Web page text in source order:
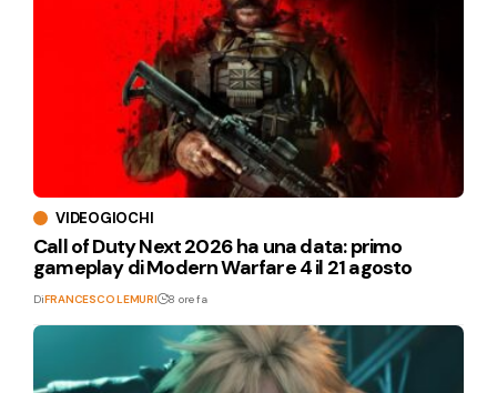
VIDEOGIOCHI
Call of Duty Next 2026 ha una data: primo
gameplay di Modern Warfare 4 il 21 agosto
DiFRANCESCO LEMURI 8 ore fa